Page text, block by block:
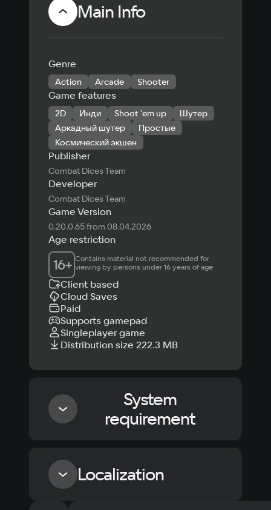
Main Info
Genre
Action Arcade Shooter
Game features
2D Инди Shoot 'em up
Шутер
Аркадный шутер
Простые
Космический экшен
Publisher
Combat Dices Team
Developer
Combat Dices Team
Game Version
0.20.0.65 from 08.04.2026
Age restriction
16+ Contains material not recommended for
viewing by persons under 16 years of age
Client based
Cloud Saves
Paid
Supports gamepad
Singleplayer game
Distribution size 222.3 MB
System
requirement
MinimumLocalization